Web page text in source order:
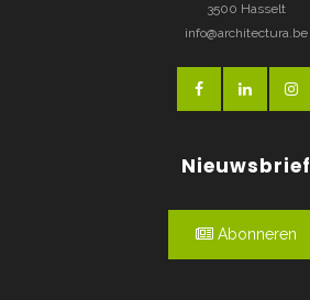
3500 Hasselt
info@architectura.be
Nieuwsbrief
Abonneren